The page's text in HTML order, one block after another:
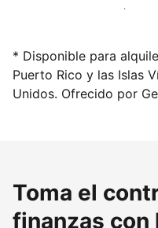
Alquila tu alojamiento
* Disponible para
Puerto Rico y las Islas
Unidos. Ofrecido por
Toma el
finanzas con